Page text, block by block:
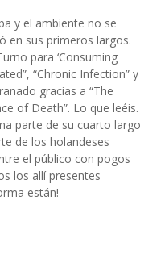
y el ambiente no se
en sus primeros largos.
para ‘Consuming
“Chronic Infection” y
gracias a “The
of Death”. Lo que leéis.
parte de su cuarto largo
de los holandeses
el público con pogos
los allí presentes
están!